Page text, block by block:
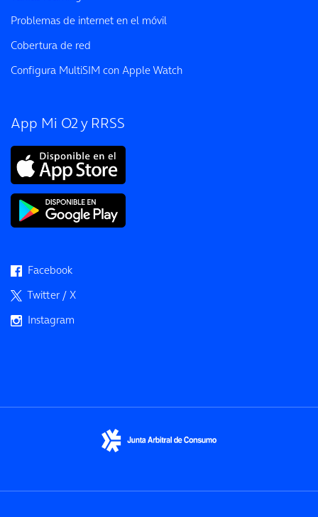
Problemas de internet en el móvil
Cobertura de red
Configura MultiSIM con Apple Watch
App Mi O2 y RRSS
Facebook
Twitter / X
Instagram